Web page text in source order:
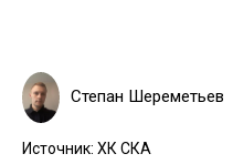
Степан Шереметьев
Источник: ХК СКА